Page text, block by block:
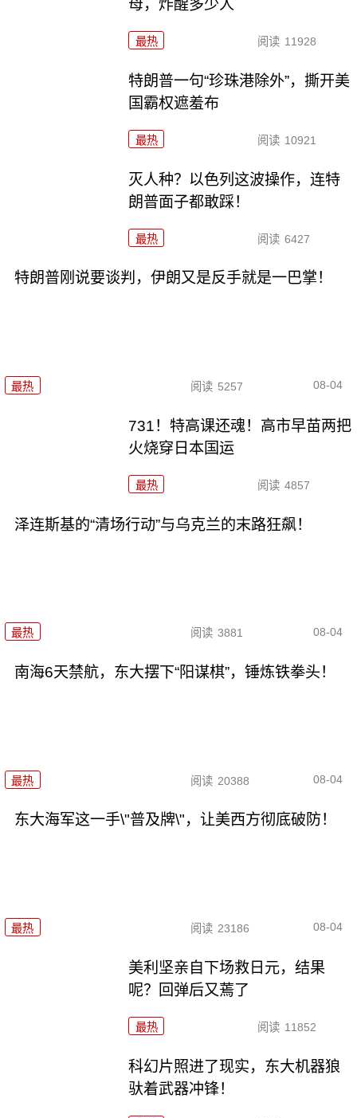
母，炸醒多少人
最热 阅读 11928
特朗普一句“珍珠港除外”，撕开美
国霸权遮羞布
最热 阅读 10921
灭人种？以色列这波操作，连特
朗普面子都敢踩！
最热 阅读 6427
特朗普刚说要谈判，伊朗又是反手就是一巴掌！
最热 阅读 5257 08-04
731！特高课还魂！高市早苗两把
火烧穿日本国运
最热 阅读 4857
泽连斯基的“清场行动”与乌克兰的末路狂飙！
最热 阅读 3881 08-04
南海6天禁航，东大摆下“阳谋棋”，锤炼铁拳头！
最热 阅读 20388 08-04
东大海军这一手\"普及牌\"，让美西方彻底破防！
最热 阅读 23186 08-04
美利坚亲自下场救日元，结果
呢？回弹后又蔫了
最热 阅读 11852
科幻片照进了现实，东大机器狼
驮着武器冲锋！